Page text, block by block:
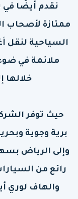
نقدم أيضًا
ممتازة لأصحاب
السياحية لنقل
ملائمة في
خلالها
حيث توفر
برية وجوية
وإلى الرياض
رائع من
والهاف لوري